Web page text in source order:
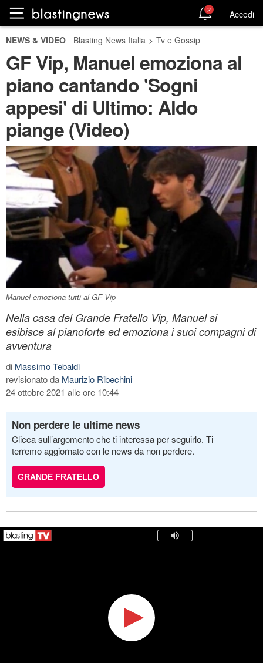
2 Accedi
NEWS & VIDEO Blasting News Italia > Tv e Gossip
GF Vip, Manuel emoziona al
piano cantando 'Sogni
appesi' di Ultimo: Aldo
piange (Video)
Manuel emoziona tutti al GF Vip
Nella casa del Grande Fratello Vip, Manuel si
esibisce al pianoforte ed emoziona i suoi compagni di
avventura
di Massimo Tebaldi
revisionato da Maurizio Ribechini
24 ottobre 2021 alle ore 10:44
Non perdere le ultime news
Clicca sull’argomento che ti interessa per seguirlo. Ti
terremo aggiornato con le news da non perdere.
GRANDE FRATELLO